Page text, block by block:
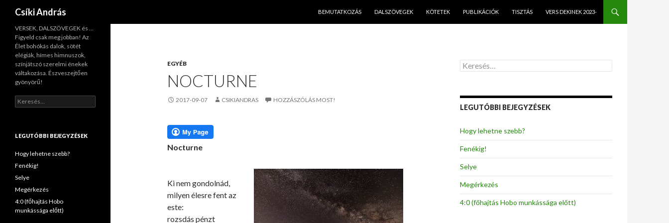
Csíki András
BEMUTATKOZÁS
DALSZÖVEGEK KÖTETEK PUBLIKÁCIÓK TISZTÁS VERS DEKINEK 2023-
EGYÉB
NOCTURNE
2017-09-07 CSIKIANDRAS HOZZÁSZÓLÁS MOST!
Nocturne
Ki nem gondolnád,
milyen élesre fent az
este:
rozsdás pénzt
K
e
s
é
:
LEGUTÓBBI BEJEGYZÉSEK
Hogy lehetne szebb?
Fenékig!
Selye
Megérkezés
4:0 (főhajtás Hobo munkássága előtt)
VERSEK, DALSZÖVEGEK és …
Figyeld csak meg jobban! Az
Élet bohókás dalok, sötét
elégiák, hímes himnuszok,
színjátszó szerelmi énekek
váltakozása. Észveszejtően
gyönyörű!
K
e
s
s
:
LEGUTÓBBI BEJEGYZÉSEK
Hogy lehetne szebb?
Fenékig!
Selye
Megérkezés
4:0 (főhajtás Hobo
munkássága előtt)